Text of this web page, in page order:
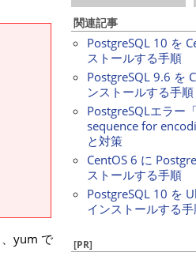
yum で
関連記事
PostgreSQL 10 を
ストールする手順
PostgreSQL 9.6 を
ンストールする手順
PostgreSQLエラー
sequence for
と対策
CentOS 6 に
ストールする手順
PostgreSQL 10 を
インストールする
[PR]